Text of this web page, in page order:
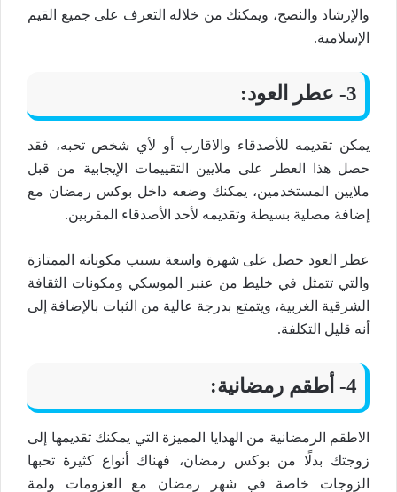
والإرشاد والنصح، ويمكنك من خلاله التعرف على جميع القيم
الإسلامية.
3- عطر العود:
يمكن تقديمه للأصدقاء والاقارب أو لأي شخص تحبه، فقد
حصل هذا العطر على ملايين التقييمات الإيجابية من قبل
ملايين المستخدمين، يمكنك وضعه داخل بوكس رمضان مع
إضافة مصلية بسيطة وتقديمه لأحد الأصدقاء المقربين.
عطر العود حصل على شهرة واسعة بسبب مكوناته الممتازة
والتي تتمثل في خليط من عنبر الموسكي ومكونات الثقافة
الشرقية الغربية، ويتمتع بدرجة عالية من الثبات بالإضافة إلى
أنه قليل التكلفة.
4- أطقم رمضانية:
الاطقم الرمضانية من الهدايا المميزة التي يمكنك تقديمها إلى
زوجتك بدلًا من بوكس رمضان، فهناك أنواع كثيرة تحبها
الزوجات خاصة في شهر رمضان مع العزومات ولمة